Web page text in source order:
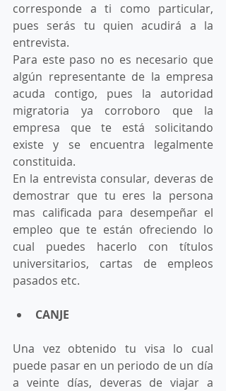
corresponde a ti como particular,
pues serás tu quien acudirá a la
entrevista.
Para este paso no es necesario que
algún representante de la empresa
acuda contigo, pues la autoridad
migratoria ya corroboro que la
empresa que te está solicitando
existe y se encuentra legalmente
constituida.
En la entrevista consular, deveras de
demostrar que tu eres la persona
mas calificada para desempeñar el
empleo que te están ofreciendo lo
cual puedes hacerlo con títulos
universitarios, cartas de empleos
pasados etc.
CANJE
Una vez obtenido tu visa lo cual
puede pasar en un periodo de un día
a veinte días, deveras de viajar a